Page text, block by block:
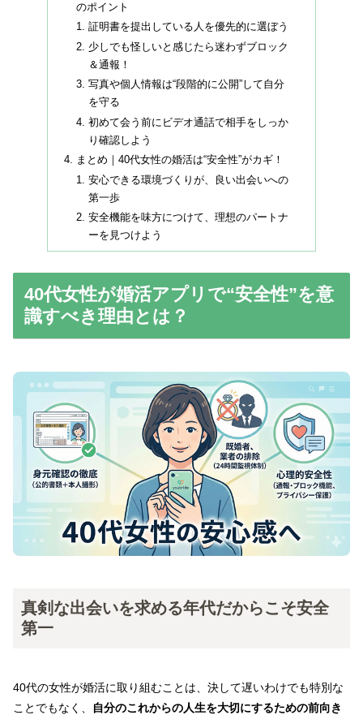
のポイント
証明書を提出している人を優先的に選ぼう
少しでも怪しいと感じたら迷わずブロック
＆通報！
写真や個人情報は“段階的に公開”して自分
を守る
初めて会う前にビデオ通話で相手をしっか
り確認しよう
まとめ｜40代女性の婚活は“安全性”がカギ！
安心できる環境づくりが、良い出会いへの
第一歩
安全機能を味方につけて、理想のパートナ
ーを見つけよう
40代女性が婚活アプリで“安全性”を意
識すべき理由とは？
真剣な出会いを求める年代だからこそ安全
第一
40代の女性が婚活に取り組むことは、決して遅いわけでも特別な
ことでもなく、
自分のこれからの人生を大切にするための前向き